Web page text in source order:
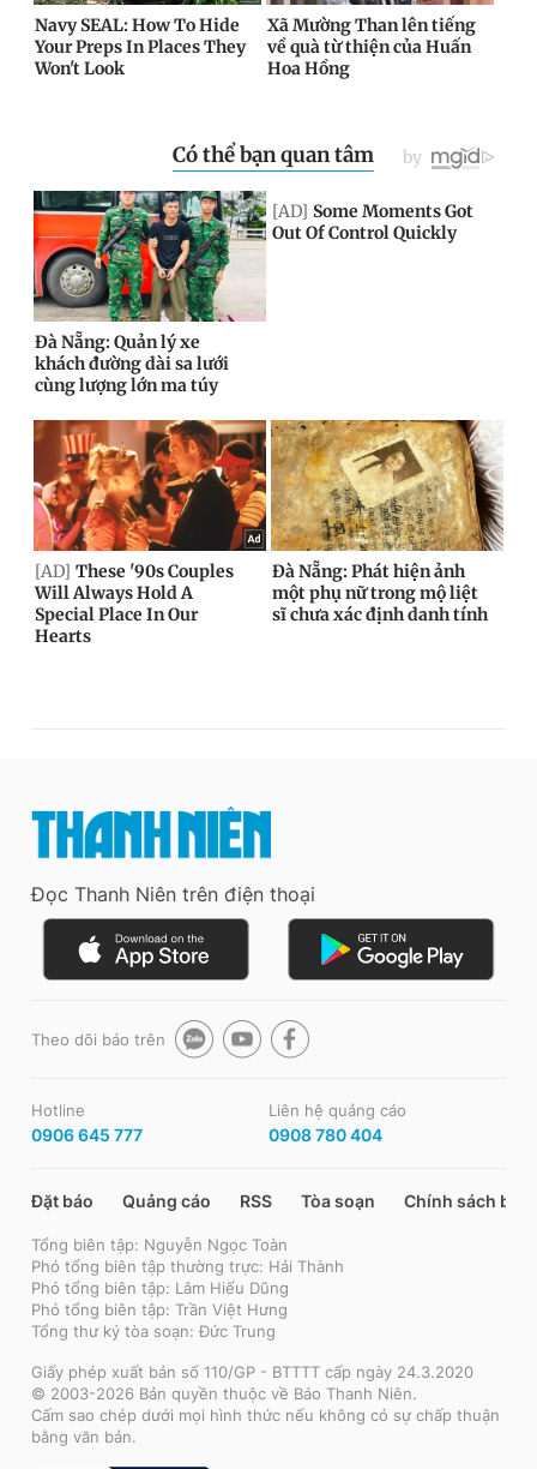
Đọc Thanh Niên trên điện thoại
Theo dõi báo trên
Hotline
0906 645 777
Liên hệ quảng cáo
0908 780 404
Đặt báo Quảng cáo RSS Tòa soạn Chính sách bảo
Tổng biên tập: Nguyễn Ngọc Toàn
Phó tổng biên tập thường trực: Hải Thành
Phó tổng biên tập: Lâm Hiếu Dũng
Phó tổng biên tập: Trần Việt Hưng
Tổng thư ký tòa soạn: Đức Trung
Giấy phép xuất bản số 110/GP - BTTTT cấp ngày 24.3.2020
© 2003-2026 Bản quyền thuộc về Báo Thanh Niên.
Cấm sao chép dưới mọi hình thức nếu không có sự chấp thuận
bằng văn bản.